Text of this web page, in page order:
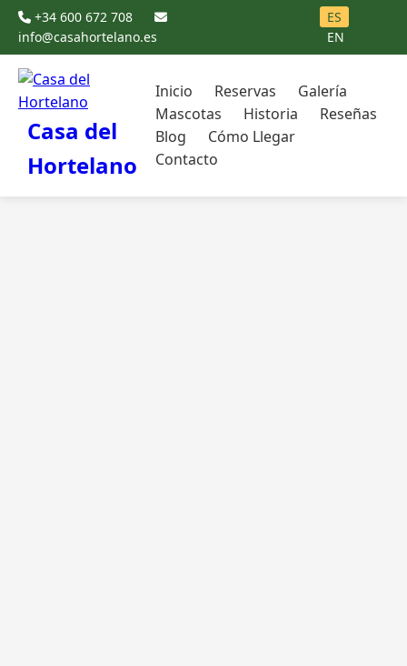
+34 600 672 708
info@casahortelano.es
ES
EN
Casa del
Hortelano
Inicio Reservas
Galería
Mascotas
Historia
Reseñas
Blog
Cómo Llegar
Contacto